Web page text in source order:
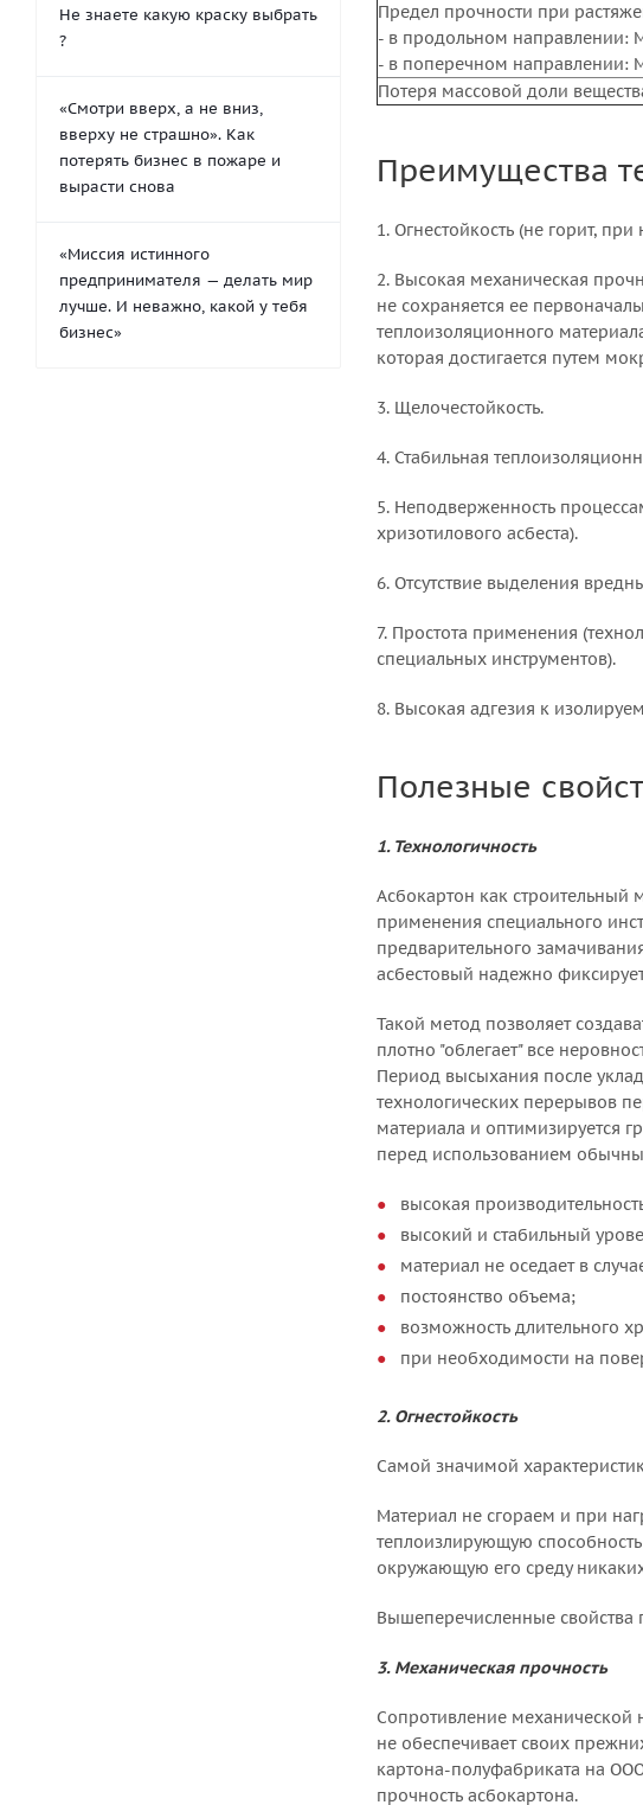
Предел прочности при
- в продольном направлении:
- в поперечном направлении:
Потеря массовой доли
Преимущества
1. Огнестойкость (не горит,
2. Высокая механическая
не сохраняется ее
теплоизоляционного
которая достигается путем
3. Щелочестойкость.
4. Стабильная
5. Неподверженность
хризотилового асбеста).
6. Отсутствие выделения
7. Простота применения
специальных инструментов).
8. Высокая адгезия к
Полезные
1. Технологичность
Асбокартон как строительный
применения специального
предварительного
асбестовый надежно
Такой метод позволяет
плотно "облегает" все
Период высыхания после
технологических перерывов
материала и оптимизируется
перед использованием
высокая
высокий и стабильный
материал не оседает в
постоянство объема;
возможность длительного
при необходимости на
2. Огнестойкость
Самой значимой
Материал не сгораем и при
теплоизлирующую
окружающую его среду
Вышеперечисленные свойства
3. Механическая прочность
Сопротивление механической
не обеспечивает своих
картона-полуфабриката на
прочность асбокартона.
Не знаете какую краску выбрать
?
«Смотри вверх, а не вниз,
вверху не страшно». Как
потерять бизнес в пожаре и
вырасти снова
«Миссия истинного
предпринимателя — делать мир
лучше. И неважно, какой у тебя
бизнес»